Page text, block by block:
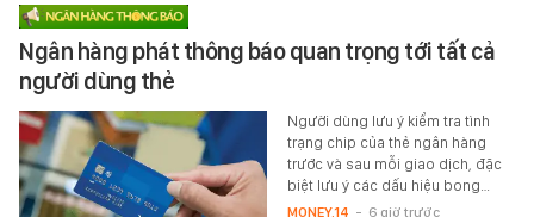
Ngân hàng phát thông báo quan trọng tới tất cả
người dùng thẻ
Người dùng lưu ý kiểm tra tình
trạng chip của thẻ ngân hàng
trước và sau mỗi giao dịch, đặc
biệt lưu ý các dấu hiệu bong…
MONEY.14 - 6 giờ trước